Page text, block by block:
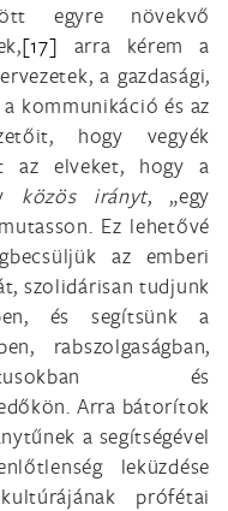
egyre növekvő
[17] arra kérem a
a gazdasági,
kommunikáció és az
hogy vegyék
az elveket, hogy a
közös irányt, „egy
mutasson. Ez lehetővé
az emberi
szolidárisan tudjunk
és segítsünk a
rabszolgaságban,
és
Arra bátorítok
a segítségével
leküzdése
prófétai